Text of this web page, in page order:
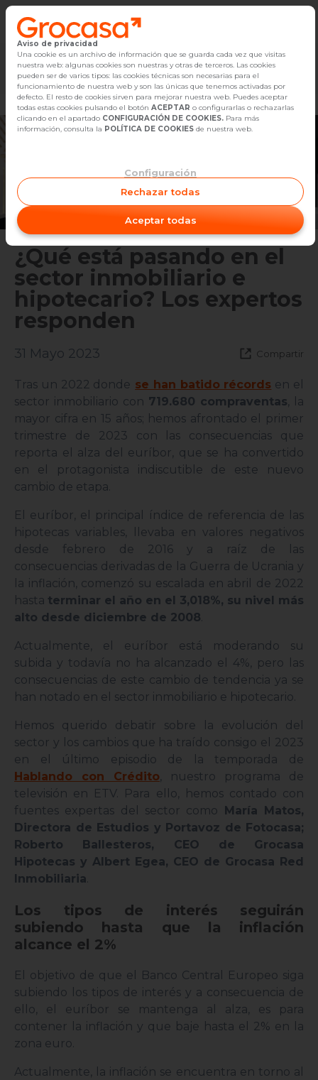
Vender
Buscar Inmuebles
Alquiler
Empleo
Oficinas
Contacto
Marketplace Empleo Diseño Reforma
¿Qué está pasando en el
sector inmobiliario e
hipotecario? Los expertos
responden
31 Mayo 2023 Compartir
Tras un 2022 donde se han batido récords en el
sector inmobiliario con 719.680 compraventas, la
mayor cifra en 15 años; hemos afrontado el primer
trimestre de 2023 con las consecuencias que
reporta el alza del euríbor, que se ha convertido
en el protagonista indiscutible de este nuevo
cambio de etapa.
El euríbor, el principal índice de referencia de las
hipotecas variables, llevaba en valores negativos
desde febrero de 2016 y a raíz de las
consecuencias derivadas de la Guerra de Ucrania y
la inflación, comenzó su escalada en abril de 2022
hasta terminar el año en el 3,018%, su nivel más
alto desde diciembre de 2008
Actualmente, el euríbor está moderando su
subida y todavía no ha alcanzado el 4%, pero las
consecuencias de este cambio de tendencia ya se
han notado en el sector inmobiliario e hipotecario.
Hemos querido debatir sobre la evolución del
sector y los cambios que ha traído consigo el 2023
en el último episodio de la temporada de
Hablando con Crédito, nuestro programa de
televisión en ETV. Para ello, hemos contado con
fuentes expertas del sector como
María Matos,
Directora de Estudios y Portavoz de Fotocasa;
Roberto Ballesteros, CEO de Grocasa
Hipotecas y Albert Egea, CEO de Grocasa Red
Inmobiliaria
Los tipos de interés seguirán
subiendo hasta que la inflación
alcance el 2%
El objetivo de que el Banco Central Europeo siga
subiendo los tipos de interés y a consecuencia de
ello, el euríbor se mantenga al alza, es para
contener la inflación y que baje hasta el 2% en la
zona euro.
Actualmente, la inflación se encuentra en torno al
Aviso de privacidad
Una cookie es un archivo de información que se guarda cada vez que visitas
nuestra web: algunas cookies son nuestras y otras de terceros. Las cookies
pueden ser de varios tipos: las cookies técnicas son necesarias para el
funcionamiento de nuestra web y son las únicas que tenemos activadas por
defecto. El resto de cookies sirven para mejorar nuestra web. Puedes aceptar
todas estas cookies pulsando el botón ACEPTAR o configurarlas o rechazarlas
clicando en el apartado CONFIGURACIÓN DE COOKIES. Para más
información, consulta la POLÍTICA DE COOKIES de nuestra web.
Configuración
Rechazar todas
Aceptar todas